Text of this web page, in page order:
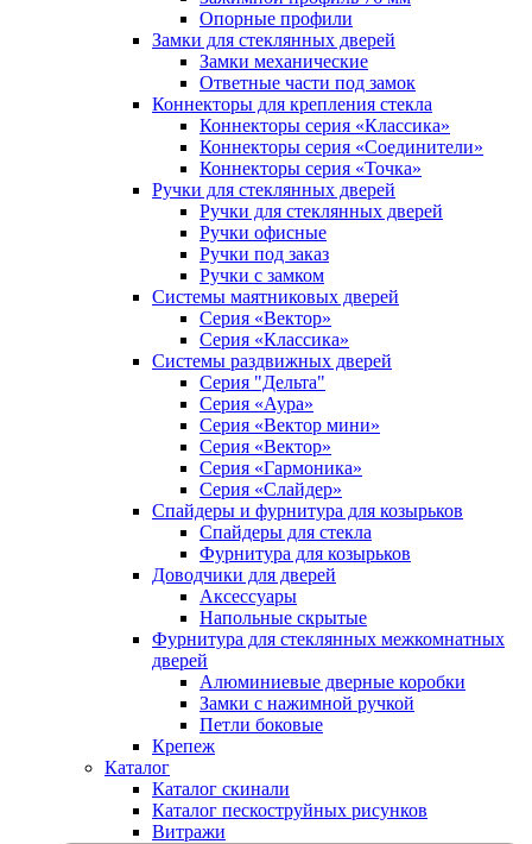
Опорные профили
Замки для стеклянных дверей
Замки механические
Ответные части под замок
Коннекторы для крепления стекла
Коннекторы серия «Классика»
Коннекторы серия «Соединители»
Коннекторы серия «Точка»
Ручки для стеклянных дверей
Ручки для стеклянных дверей
Ручки офисные
Ручки под заказ
Ручки с замком
Системы маятниковых дверей
Серия «Вектор»
Серия «Классика»
Системы раздвижных дверей
Серия "Дельта"
Серия «Аура»
Серия «Вектор мини»
Серия «Вектор»
Серия «Гармоника»
Серия «Слайдер»
Спайдеры и фурнитура для козырьков
Спайдеры для стекла
Фурнитура для козырьков
Доводчики для дверей
Аксессуары
Напольные скрытые
Фурнитура для стеклянных межкомнатных
дверей
Алюминиевые дверные коробки
Замки с нажимной ручкой
Петли боковые
Крепеж
Каталог
Каталог скинали
Каталог пескоструйных рисунков
Витражи